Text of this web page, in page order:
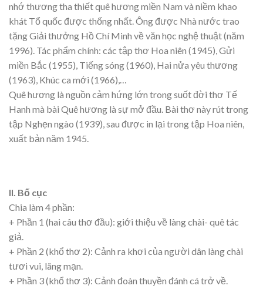
nhớ thương tha thiết quê hương miền Nam và niềm khao
khát Tổ quốc được thống nhất. Ông được Nhà nước trao
tặng Giải thưởng Hồ Chí Minh về văn học nghệ thuật (năm
1996). Tác phẩm chính: các tập thơ Hoa niên (1945), Gửi
miền Bắc (1955), Tiếng sóng (1960), Hai nửa yêu thương
(1963), Khúc ca mới (1966),…
Quê hương là nguồn cảm hứng lớn trong suốt đời thơ Tế
Hanh mà bài Quê hương là sự mở đầu. Bài thơ này rút trong
tập Nghẹn ngào (1939), sau được in lại trong tập Hoa niên,
xuất bản năm 1945.
II. Bố cục
Chia làm 4 phần:
+ Phần 1 (hai câu thơ đầu): giới thiệu về làng chài- quê tác
giả.
+ Phần 2 (khổ thơ 2): Cảnh ra khơi của người dân làng chài
tươi vui, lãng mạn.
+ Phần 3 (khổ thơ 3): Cảnh đoàn thuyền đánh cá trở về.